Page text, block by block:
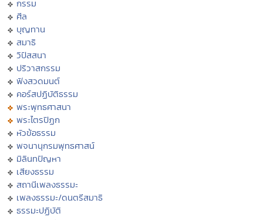
กรรม
ศีล
บุญทาน
สมาธิ
วิปัสสนา
ปริวาสกรรม
ฟังสวดมนต์
คอร์สปฏิบัติธรรม
พระพุทธศาสนา
พระไตรปิฏก
หัวข้อธรรม
พจนานุกรมพุทธศาสน์
มิลินทปัญหา
เสียงธรรม
สถานีเพลงธรรมะ
เพลงธรรมะ/ดนตรีสมาธิ
ธรรมะปฏิบัติ